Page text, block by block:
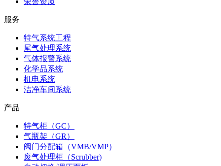
服务
特气系统工程
尾气处理系统
气体报警系统
化学品系统
机电系统
洁净车间系统
产品
特气柜（GC）
气瓶架（GR）
阀门分配箱（VMB/VMP）
废气处理柜（Scrubber)